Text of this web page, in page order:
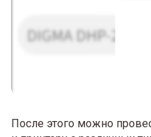
После этого можно